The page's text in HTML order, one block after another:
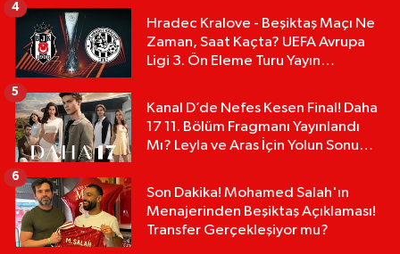
Hradec Kralove - Beşiktaş Maçı Ne
Zaman, Saat Kaçta? UEFA Avrupa
Ligi 3. Ön Eleme Turu Yayın
4
Kanal D’de Nefes Kesen Final! Daha
17 11. Bölüm Fragmanı Yayınlandı
Mı? Leyla ve Aras İçin Yolun Sonu
5
Son Dakika! Mohamed Salah'ın
Menajerinden Beşiktaş Açıklaması!
Transfer Gerçekleşiyor mu?
6